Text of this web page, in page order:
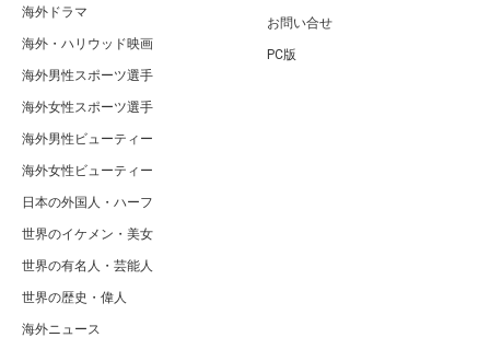
海外ドラマ
海外・ハリウッド映画
海外男性スポーツ選手
海外女性スポーツ選手
海外男性ビューティー
海外女性ビューティー
日本の外国人・ハーフ
世界のイケメン・美女
世界の有名人・芸能人
世界の歴史・偉人
海外ニュース
お問い合せ
PC版